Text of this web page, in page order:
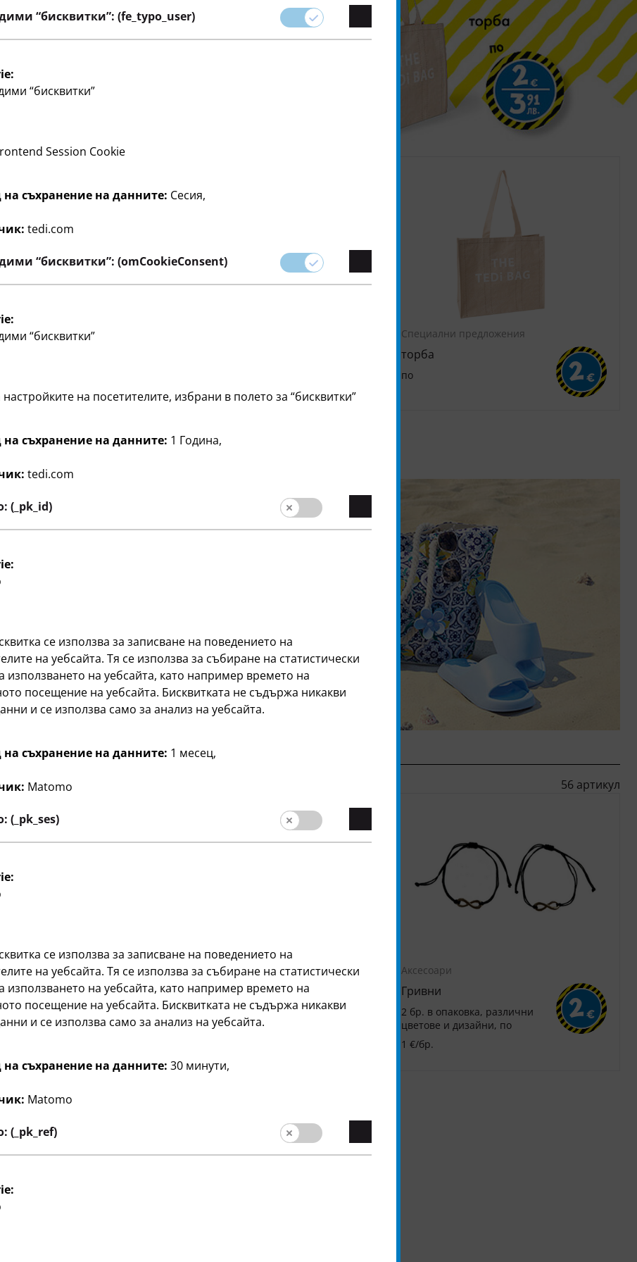
предложения Специални предложения
торба
по 2 €
аксесоари от TEDi.
и часовници до
искате да
мода и
56 артикул
обици
2
Аксесоари
Колие пеперуда
различни цветове, по 1
Аксесоари
Гривни
2 бр. в опаковка, различни
цветове и дизайни, по
1 €/бр.
2 €
“бисквитки”: (fe_typo_user)
“бисквитки”
Session Cookie
съхранение на данните: Сесия,
tedi.com
“бисквитки”: (omCookieConsent)
“бисквитки”
настройките на посетителите, избрани в полето за “бисквитки”
съхранение на данните: 1 Година,
tedi.com
(_pk_id)
се използва за записване на поведението на
на уебсайта. Тя се използва за събиране на статистически
използването на уебсайта, като например времето на
посещение на уебсайта. Бисквитката не съдържа никакви
и се използва само за анализ на уебсайта.
съхранение на данните: 1 месец,
Matomo
(_pk_ses)
се използва за записване на поведението на
на уебсайта. Тя се използва за събиране на статистически
използването на уебсайта, като например времето на
посещение на уебсайта. Бисквитката не съдържа никакви
и се използва само за анализ на уебсайта.
съхранение на данните: 30 минути,
Matomo
(_pk_ref)